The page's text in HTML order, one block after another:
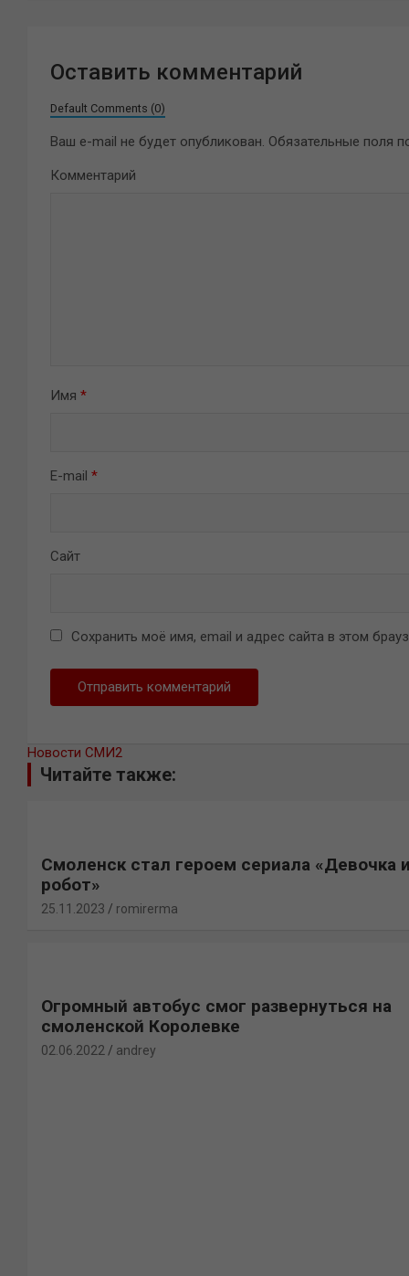
Оставить комментарий
Default Comments (0)
Ваш e-mail не будет опубликован. Обязательные поля
Комментарий
Имя *
E-mail *
Сайт
Сохранить моё имя, email и адрес сайта в этом
Новости СМИ2
Читайте также:
Смоленск стал героем сериала «Девочка
робот»
25.11.2023 romirerma
Огромный автобус смог развернуться на
смоленской Королевке
02.06.2022 andrey